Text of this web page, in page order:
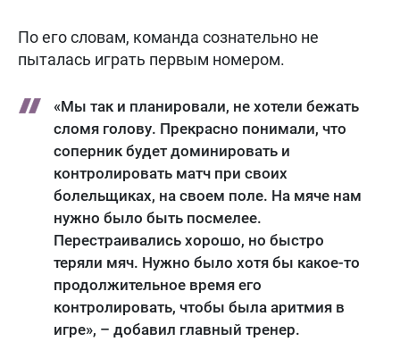
По его словам, команда сознательно не
пыталась играть первым номером.
«Мы так и планировали, не хотели бежать
сломя голову. Прекрасно понимали, что
соперник будет доминировать и
контролировать матч при своих
болельщиках, на своем поле. На мяче нам
нужно было быть посмелее.
Перестраивались хорошо, но быстро
теряли мяч. Нужно было хотя бы какое-то
продолжительное время его
контролировать, чтобы была аритмия в
игре», – добавил главный тренер.